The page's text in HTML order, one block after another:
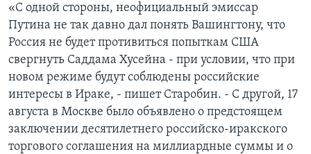
Языки
«С одной стороны, неофициальный эмиссар
Путина не так давно дал понять Вашингтону, что
Россия не будет противиться попыткам США
свергнуть Саддама Хусейна - при условии, что при
новом режиме будут соблюдены российские
интересы в Ираке, - пишет Старобин. - С другой, 17
августа в Москве было объявлено о предстоящем
заключении десятилетнего российско-иракского
торгового соглашения на миллиардные суммы и о